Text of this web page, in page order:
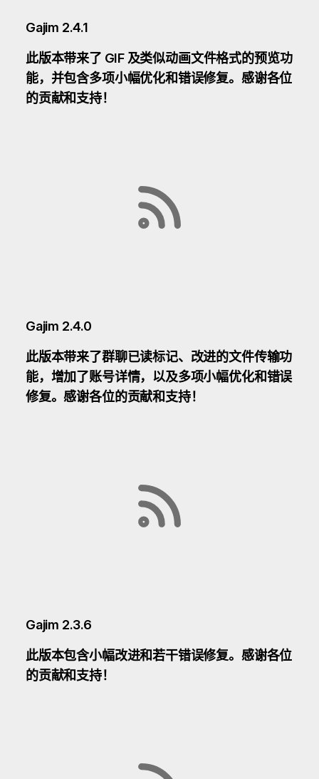
Gajim 2.4.1
此版本带来了 GIF 及类似动画文件格式的预览功
能，并包含多项小幅优化和错误修复。感谢各位
的贡献和支持！
Gajim 2.4.0
此版本带来了群聊已读标记、改进的文件传输功
能，增加了账号详情，以及多项小幅优化和错误
修复。感谢各位的贡献和支持！
Gajim 2.3.6
此版本包含小幅改进和若干错误修复。感谢各位
的贡献和支持！